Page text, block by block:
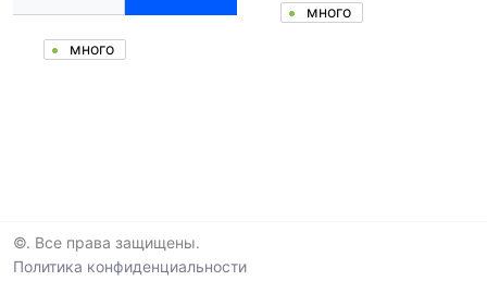
много
много
©. Все права защищены.
Политика конфиденциальности